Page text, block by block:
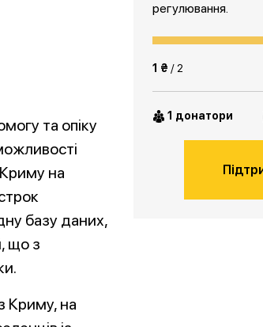
та опіку
Криму на
базу даних,
що з
Криму, на
регулювання.
1 ₴ / 2
1 донатори